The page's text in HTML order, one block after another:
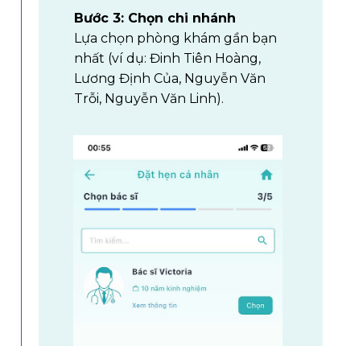
Bước 3: Chọn chi nhánh
Lựa chọn phòng khám gần bạn
nhất (ví dụ: Đinh Tiên Hoàng,
Lương Định Của, Nguyễn Văn
Trỗi, Nguyễn Văn Linh).